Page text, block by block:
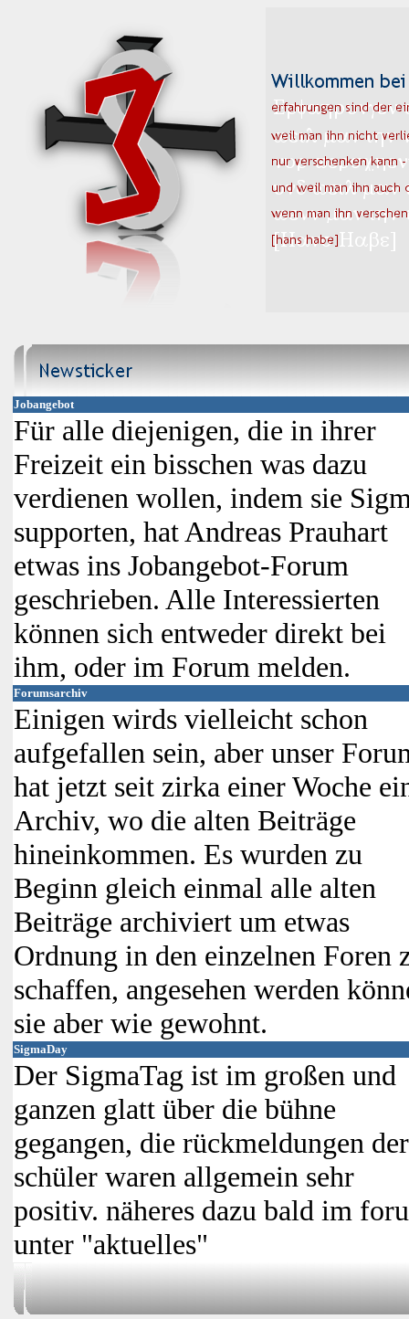
Jobangebot
Für alle diejenigen, die in ihrer
Freizeit ein bisschen was dazu
verdienen wollen, indem sie
supporten, hat Andreas Prauhart
etwas ins Jobangebot-Forum
geschrieben. Alle Interessierten
können sich entweder direkt bei
ihm, oder im Forum melden.
Forumsarchiv
Einigen wirds vielleicht schon
aufgefallen sein, aber unser
hat jetzt seit zirka einer Woche
Archiv, wo die alten Beiträge
hineinkommen. Es wurden zu
Beginn gleich einmal alle alten
Beiträge archiviert um etwas
Ordnung in den einzelnen Foren
schaffen, angesehen werden
sie aber wie gewohnt.
SigmaDay
Der SigmaTag ist im großen und
ganzen glatt über die bühne
gegangen, die rückmeldungen der
schüler waren allgemein sehr
positiv. näheres dazu bald im
unter "aktuelles"